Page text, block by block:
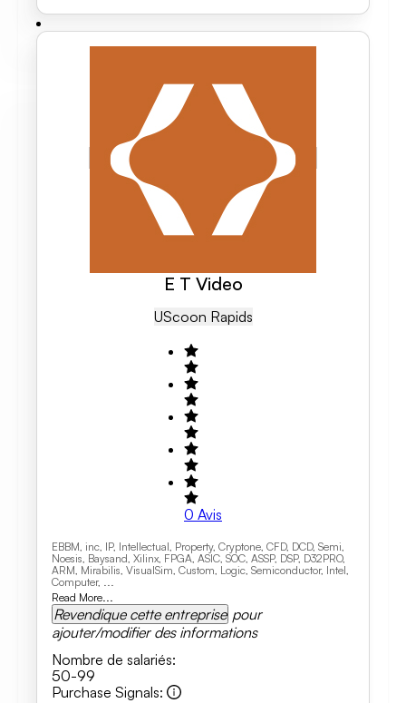
E T Video
USCoon Rapids
0 Avis
EBBM, inc, IP, Intellectual, Property, Cryptone, CFD, DCD, Semi,
Noesis, Baysand, Xilinx, FPGA, ASIC, SOC, ASSP, DSP, D32PRO,
ARM, Mirabilis, VisualSim, Custom, Logic, Semiconductor, Intel,
Computer, ...
Read More...
Revendique cette entreprise pour
ajouter/modifier des informations
Nombre de salariés:
50-99
Purchase Signals: